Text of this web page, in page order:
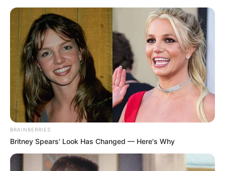
HOME
INSPIRASI
STYLE
FILM &
SERIES
NGAKAK
QUOTES
HYPE
MORE
BRAINBERRIES
Britney Spears' Look Has Changed — Here's Why